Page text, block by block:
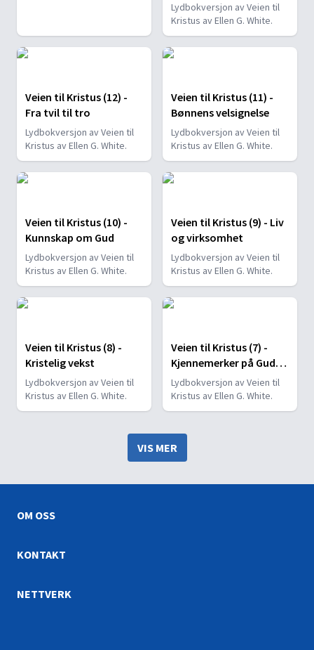
Lydbokversjon av Veien til
Kristus av Ellen G. White.
Veien til Kristus (12) -
Fra tvil til tro
Lydbokversjon av Veien til
Kristus av Ellen G. White.
Veien til Kristus (11) -
Bønnens velsignelse
Lydbokversjon av Veien til
Kristus av Ellen G. White.
Veien til Kristus (10) -
Kunnskap om Gud
Lydbokversjon av Veien til
Kristus av Ellen G. White.
Veien til Kristus (9) - Liv
og virksomhet
Lydbokversjon av Veien til
Kristus av Ellen G. White.
Veien til Kristus (8) -
Kristelig vekst
Lydbokversjon av Veien til
Kristus av Ellen G. White.
Veien til Kristus (7) -
Kjennemerker på Guds
barn
Lydbokversjon av Veien til
Kristus av Ellen G. White.
VIS MER
OM OSS
KONTAKT
NETTVERK